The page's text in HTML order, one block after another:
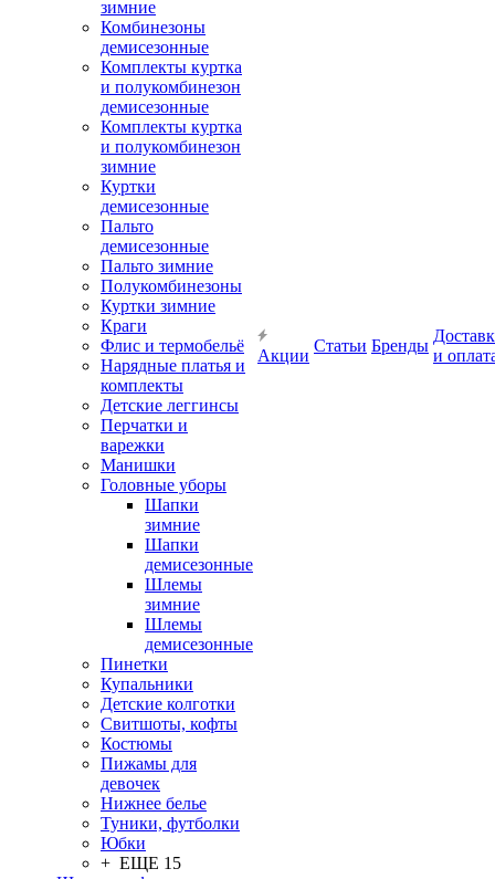
зимние
Комбинезоны
демисезонные
Комплекты куртка
и полукомбинезон
демисезонные
Комплекты куртка
и полукомбинезон
зимние
Куртки
демисезонные
Пальто
демисезонные
Пальто зимние
Полукомбинезоны
Куртки зимние
Краги
Флис и термобельё
Нарядные платья и
комплекты
Детские леггинсы
Перчатки и
варежки
Манишки
Головные уборы
Шапки
зимние
Шапки
демисезонные
Шлемы
зимние
Шлемы
демисезонные
Пинетки
Купальники
Детские колготки
Свитшоты, кофты
Костюмы
Пижамы для
девочек
Нижнее белье
Туники, футболки
Юбки
+ ЕЩЕ 15
Акции
Статьи Бренды
и